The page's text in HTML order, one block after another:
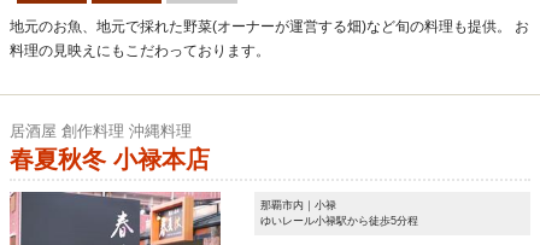
地元のお魚、地元で採れた野菜(オーナーが運営する畑)など旬の料理も提供。 お
料理の見映えにもこだわっております。
居酒屋 創作料理 沖縄料理
春夏秋冬 小禄本店
那覇市内｜小禄
ゆいレール小禄駅から徒歩5分程